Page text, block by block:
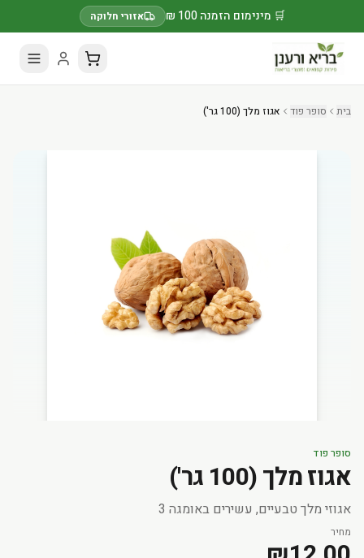
🛒 מינימום הזמנה 100 ₪ אזורי חלוקה
בית סופר פוד אגוז מלך (100 גר')
סופר פוד
אגוז מלך (100 גר')
אגוזי מלך טבעיים, עשירים באומגה 3
מחיר